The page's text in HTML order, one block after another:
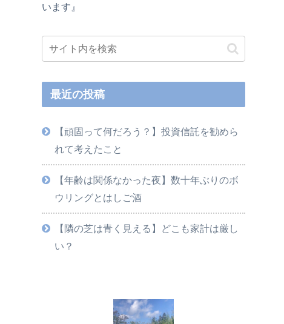
います』
最近の投稿
【頑固って何だろう？】投資信託を勧めら
れて考えたこと
【年齢は関係なかった夜】数十年ぶりのボ
ウリングとはしご酒
【隣の芝は青く見える】どこも家計は厳し
い？